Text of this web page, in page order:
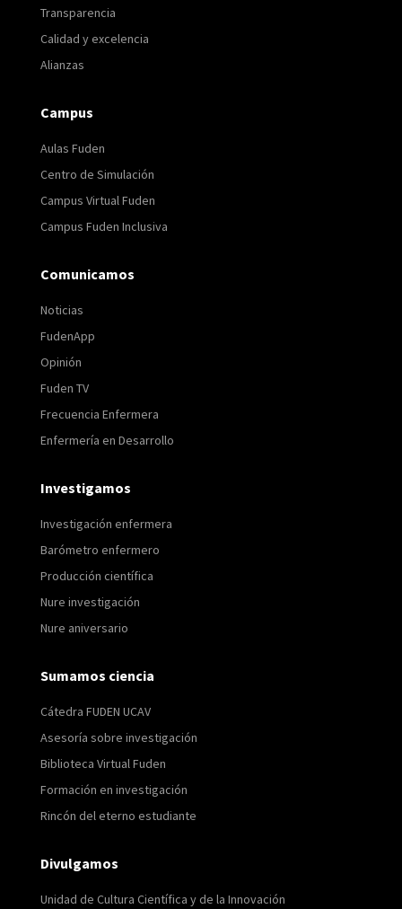
Transparencia
Calidad y excelencia
Alianzas
Campus
Aulas Fuden
Centro de Simulación
Campus Virtual Fuden
Campus Fuden Inclusiva
Comunicamos
Noticias
FudenApp
Opinión
Fuden TV
Frecuencia Enfermera
Enfermería en Desarrollo
Investigamos
Investigación enfermera
Barómetro enfermero
Producción científica
Nure investigación
Nure aniversario
Sumamos ciencia
Cátedra FUDEN UCAV
Asesoría sobre investigación
Biblioteca Virtual Fuden
Formación en investigación
Rincón del eterno estudiante
Divulgamos
Unidad de Cultura Científica y de la Innovación